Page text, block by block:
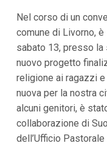
p
r
i
c
i
p
l
i
a
i
Nel corso di un
comune di Livorno,
sabato 13, presso la
nuovo progetto
religione ai ragazzi e
nuova per la nostra
alcuni genitori, è
collaborazione di
dell’Ufficio